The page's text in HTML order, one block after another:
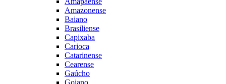
Amazonense
Baiano
Brasiliense
Capixaba
Carioca
Catarinense
Cearense
Gaúcho
Goiano